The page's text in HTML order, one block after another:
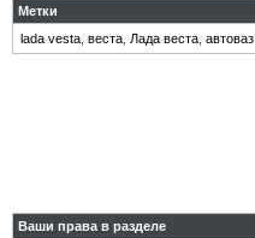
Метки
lada vesta веста Лада веста автоваз
Ваши права в разделе